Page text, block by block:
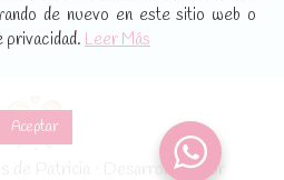
de Patricia · Desarrollado por
de nuevo en este sitio web o
privacidad. Leer Más
Aceptar